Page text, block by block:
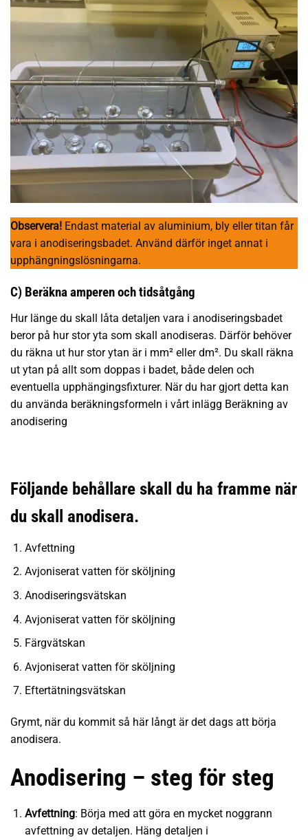
Observera! Endast material av aluminium, bly eller titan får
vara i anodiseringsbadet. Använd därför inget annat i
upphängningslösningarna.
C) Beräkna amperen och tidsåtgång
Hur länge du skall låta detaljen vara i anodiseringsbadet
beror på hur stor yta som skall anodiseras. Därför behöver
du räkna ut hur stor ytan är i mm² eller dm². Du skall räkna
ut ytan på allt som doppas i badet, både delen och
eventuella upphängingsfixturer. När du har gjort detta kan
du använda beräkningsformeln i vårt inlägg Beräkning av
anodisering
Följande behållare skall du ha framme när
du skall anodisera.
Avfettning
Avjoniserat vatten för sköljning
Anodiseringsvätskan
Avjoniserat vatten för sköljning
Färgvätskan
Avjoniserat vatten för sköljning
Eftertätningsvätskan
Grymt, när du kommit så här långt är det dags att börja
anodisera.
Anodisering – steg för steg
Avfettning: Börja med att göra en mycket noggrann
avfettning av detaljen. Häng detaljen i